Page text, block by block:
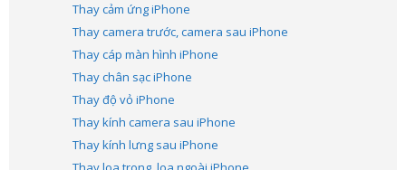
Thay cảm ứng iPhone
Thay camera trước, camera sau iPhone
Thay cáp màn hình iPhone
Thay chân sạc iPhone
Thay độ vỏ iPhone
Thay kính camera sau iPhone
Thay kính lưng sau iPhone